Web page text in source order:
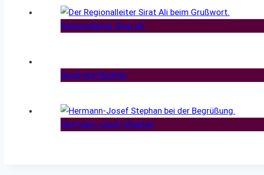
Regionalleiter Sirat Ali
Siegfried Klädtke.
Hermann-Josef Stephan